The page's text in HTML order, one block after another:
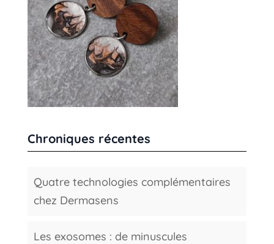
Chroniques récentes
Quatre technologies complémentaires
chez Dermasens
Les exosomes : de minuscules